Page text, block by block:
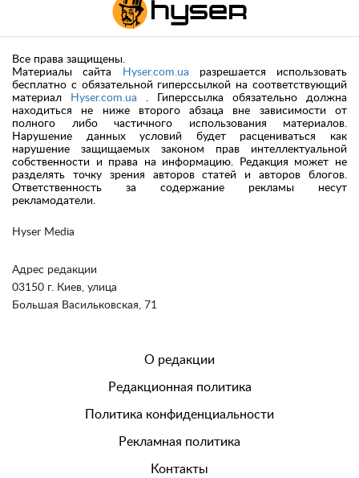
Hyser Media
Адрес редакции
03150 г. Киев, улица
Большая Васильковская, 71
Все права защищены.
Материалы сайта
Hyser.com.ua разрешается использовать
бесплатно с обязательной гиперссылкой на соответствующий
материал
Hyser.com.ua . Гиперссылка обязательно должна
находиться не ниже второго абзаца вне зависимости от
полного либо частичного использования материалов.
Нарушение данных условий будет расцениваться как
нарушение защищаемых законом прав интеллектуальной
собственности и права на информацию. Редакция может не
разделять точку зрения авторов статей и авторов блогов.
Ответственность за содержание рекламы несут
рекламодатели.
О редакции
Редакционная политика
Политика конфиденциальности
Рекламная политика
Контакты